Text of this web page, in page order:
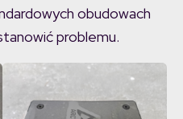
obudowach
problemu.